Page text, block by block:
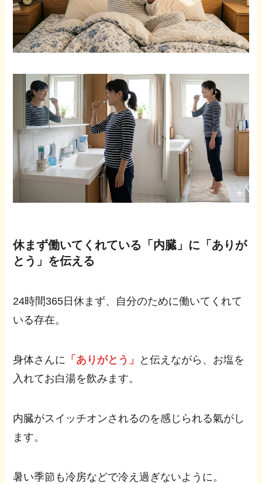
休まず働いてくれている「内臓」に「ありが
とう」を伝える
24時間365日休まず、自分のために働いてくれて
いる存在。
身体さんに 「ありがとう」
と伝えながら、お塩を
入れてお白湯を飲みます。
内臓がスイッチオンされるのを感じられる氣がし
ます。
暑い季節も冷房などで冷え過ぎないように。